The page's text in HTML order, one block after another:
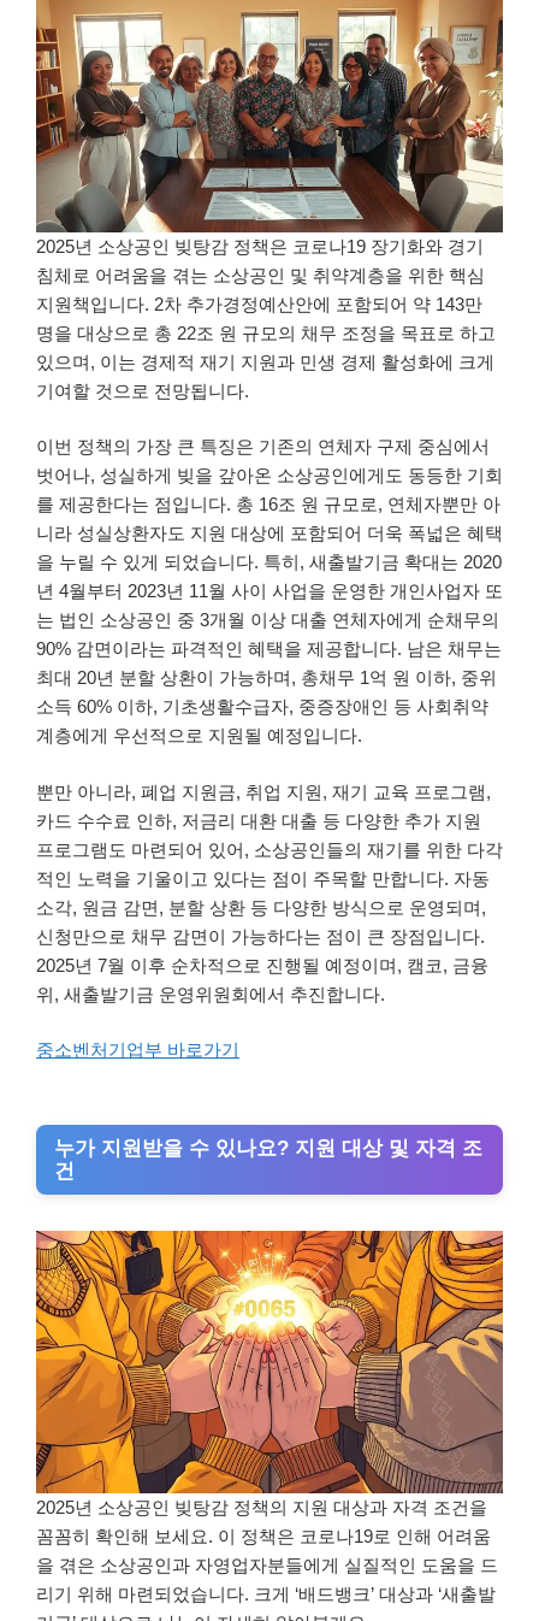
2025년 소상공인 빚탕감 정책은 코로나19 장기화와 경기
침체로 어려움을 겪는 소상공인 및 취약계층을 위한 핵심
지원책입니다. 2차 추가경정예산안에 포함되어 약 143만
명을 대상으로 총 22조 원 규모의 채무 조정을 목표로 하고
있으며, 이는 경제적 재기 지원과 민생 경제 활성화에 크게
기여할 것으로 전망됩니다.
이번 정책의 가장 큰 특징은 기존의 연체자 구제 중심에서
벗어나, 성실하게 빚을 갚아온 소상공인에게도 동등한 기회
를 제공한다는 점입니다. 총 16조 원 규모로, 연체자뿐만 아
니라 성실상환자도 지원 대상에 포함되어 더욱 폭넓은 혜택
을 누릴 수 있게 되었습니다. 특히, 새출발기금 확대는 2020
년 4월부터 2023년 11월 사이 사업을 운영한 개인사업자 또
는 법인 소상공인 중 3개월 이상 대출 연체자에게 순채무의
90% 감면이라는 파격적인 혜택을 제공합니다. 남은 채무는
최대 20년 분할 상환이 가능하며, 총채무 1억 원 이하, 중위
소득 60% 이하, 기초생활수급자, 중증장애인 등 사회취약
계층에게 우선적으로 지원될 예정입니다.
뿐만 아니라, 폐업 지원금, 취업 지원, 재기 교육 프로그램,
카드 수수료 인하, 저금리 대환 대출 등 다양한 추가 지원
프로그램도 마련되어 있어, 소상공인들의 재기를 위한 다각
적인 노력을 기울이고 있다는 점이 주목할 만합니다. 자동
소각, 원금 감면, 분할 상환 등 다양한 방식으로 운영되며,
신청만으로 채무 감면이 가능하다는 점이 큰 장점입니다.
2025년 7월 이후 순차적으로 진행될 예정이며, 캠코, 금융
위, 새출발기금 운영위원회에서 추진합니다.
중소벤처기업부 바로가기
누가 지원받을 수 있나요? 지원 대상 및 자격 조
건
2025년 소상공인 빚탕감 정책의 지원 대상과 자격 조건을
꼼꼼히 확인해 보세요. 이 정책은 코로나19로 인해 어려움
을 겪은 소상공인과 자영업자분들에게 실질적인 도움을 드
리기 위해 마련되었습니다. 크게 ‘배드뱅크’ 대상과 ‘새출발